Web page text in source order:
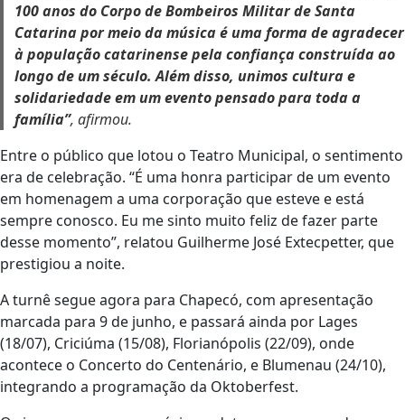
100 anos do Corpo de Bombeiros Militar de Santa
Catarina por meio da música é uma forma de agradecer
à população catarinense pela confiança construída ao
longo de um século. Além disso, unimos cultura e
solidariedade em um evento pensado para toda a
família”, afirmou.
Entre o público que lotou o Teatro Municipal, o sentimento
era de celebração. “É uma honra participar de um evento
em homenagem a uma corporação que esteve e está
sempre conosco. Eu me sinto muito feliz de fazer parte
desse momento”, relatou Guilherme José Extecpetter, que
prestigiou a noite.
A turnê segue agora para Chapecó, com apresentação
marcada para 9 de junho, e passará ainda por Lages
(18/07), Criciúma (15/08), Florianópolis (22/09), onde
acontece o Concerto do Centenário, e Blumenau (24/10),
integrando a programação da Oktoberfest.